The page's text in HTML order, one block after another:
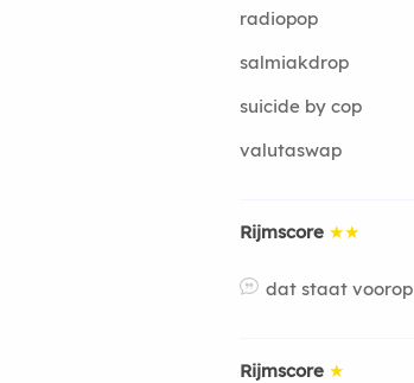
radiopop
salmiakdrop
suicide by cop
valutaswap
Rijmscore ★★
dat staat voorop
Rijmscore ★